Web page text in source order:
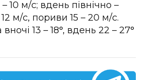
10 м/с; вдень північно –
м/с, пориви 15 – 20 м/с.
13 – 18°, вдень 22 – 27°